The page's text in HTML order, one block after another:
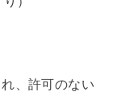
、許可のない